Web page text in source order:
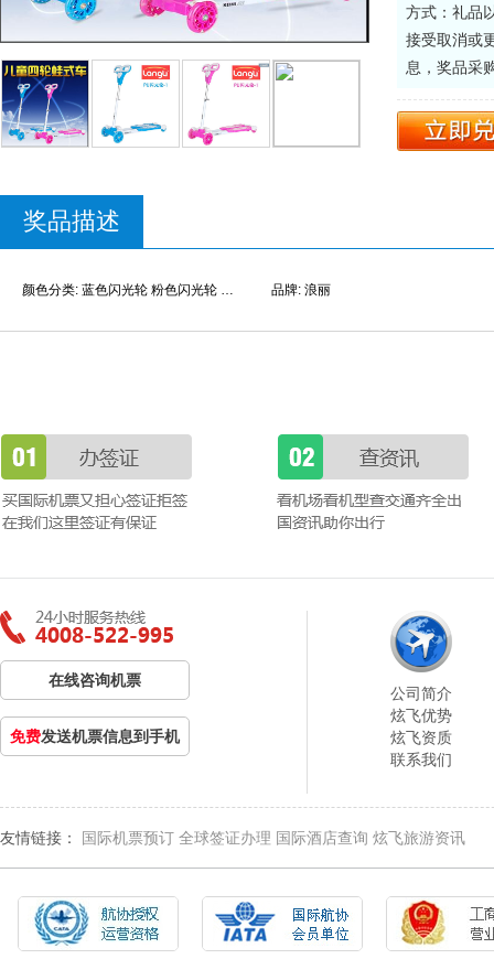
方式：礼品
接受取消或
息，奖品采
奖品描述
颜色分类: 蓝色闪光轮 粉色闪光轮 蓝色普通轮 粉色普通轮 护具 品牌: 浪丽
在线咨询机票
免费发送机票信息到手机
公司简介
炫飞优势
炫飞资质
联系我们
友情链接： 国际机票预订 全球签证办理 国际酒店查询 炫飞旅游资讯